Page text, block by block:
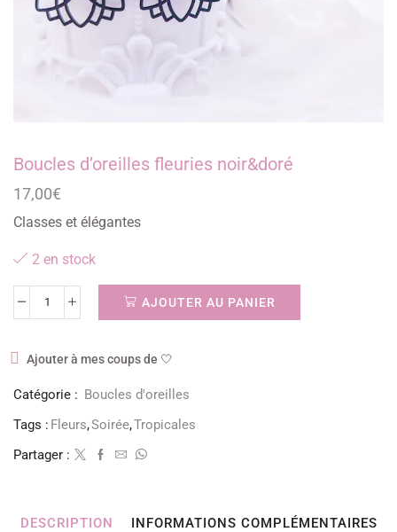
Boucles d’oreilles fleuries noir&doré
17,00€
Classes et élégantes
2 en stock
AJOUTER AU PANIER
Ajouter à mes coups de 🤍
Catégorie : Boucles d'oreilles
Tags : Fleurs,Soirée,Tropicales
Partager :
DESCRIPTION INFORMATIONS COMPLÉMENTAIRES